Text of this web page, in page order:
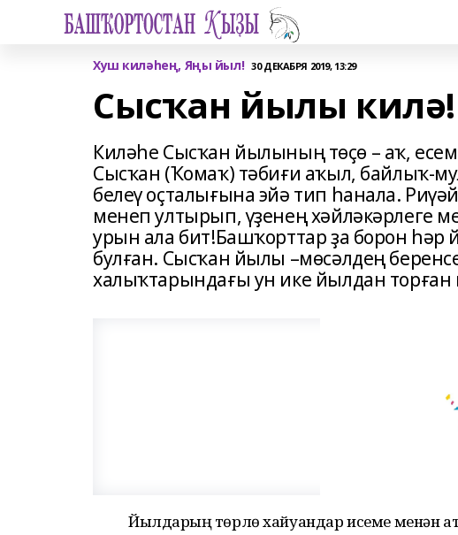
Хуш киләһең, Яңы йыл! 30 ДЕКАБРЯ 2019, 13:29
Сысҡан йылы килә!
Киләһе Сысҡан йылының төҫө – аҡ,
Сысҡан (Ҡомаҡ) тәбиғи аҡыл, байлыҡ-
белеү оҫталығына эйә тип һанала.
менеп ултырып, үҙенең хәйләкәрлеге
урын ала бит!Башҡорттар ҙа борон
булған. Сысҡан йылы –мөсәлдең
халыҡтарындағы ун ике йылдан торған
Йылдарҙың төрлө хайуандар исеме